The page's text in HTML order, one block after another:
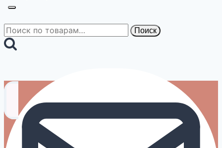
Искать: Поиск